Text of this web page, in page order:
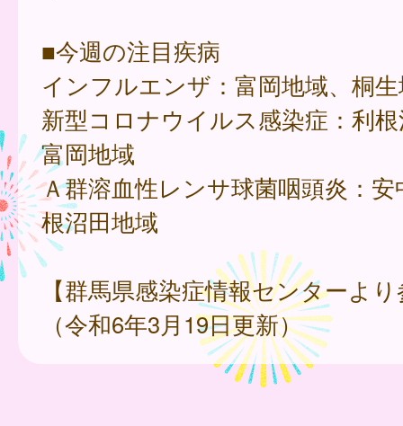
■今週の注目疾病
インフルエンザ：富岡地域、桐
新型コロナウイルス感染症：利
富岡地域
Ａ群溶血性レンサ球菌咽頭炎：安
根沼田地域
【群馬県感染症情報センターよ
（令和6年3月19日更新）